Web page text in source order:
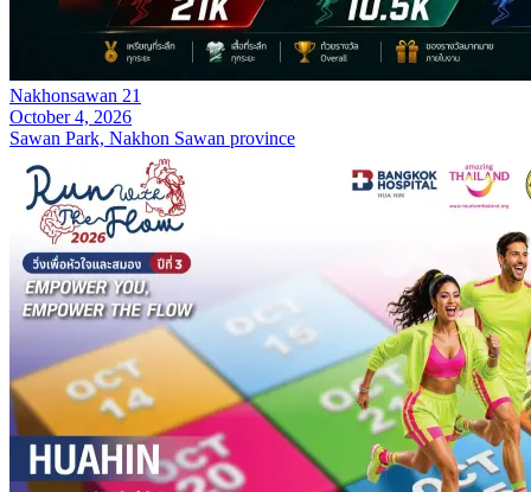
Nakhonsawan 21
October 4, 2026
Sawan Park, Nakhon Sawan province